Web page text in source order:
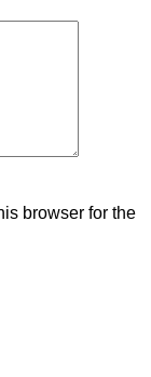
browser for the